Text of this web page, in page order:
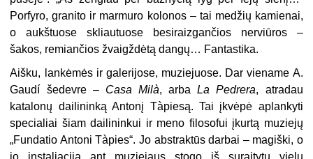
Porfyro, granito ir marmuro kolonos – tai medžių kamienai,
o aukštuose skliautuose besiraizgančios nerviūros –
šakos, remiančios žvaigždėtą dangų… Fantastika.
Aišku, lankėmės ir galerijose, muziejuose. Dar viename A.
Gaudí šedevre – Casa Milà, arbaLa Pedrera, atradau
katalonų dailininką Antonį Tàpiesą. Tai įkvėpė aplankyti
specialiai šiam dailininkui ir meno filosofui įkurtą muziejų
„Fundatio Antoni Tàpies“. Jo abstraktūs darbai – magiški, o